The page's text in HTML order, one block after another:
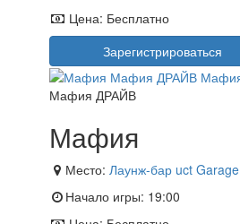
Цена: Бесплатно
Зарегистрироваться
Мафия ДРАЙВ
Мафия
Место: Лаунж-бар uct Garage
Начало игры: 19:00